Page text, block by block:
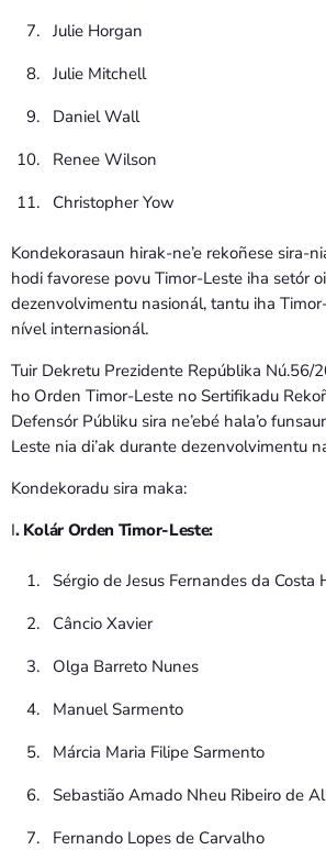
Julie Horgan
Julie Mitchell
Daniel Wall
Renee Wilson
Christopher Yow
Kondekorasaun hirak-ne’e rekoñese sira-
hodi favorese povu Timor-Leste iha setór
dezenvolvimentu nasionál, tantu iha
nível internasionál.
Tuir Dekretu Prezidente Repúblika Nú.56/
ho Orden Timor-Leste no Sertifikadu
Defensór Públiku sira ne’ebé hala’o
Leste nia di’ak durante dezenvolvimentu
Kondekoradu sira maka:
I. Kolár Orden Timor-Leste:
Sérgio de Jesus Fernandes da Costa
Câncio Xavier
Olga Barreto Nunes
Manuel Sarmento
Márcia Maria Filipe Sarmento
Sebastião Amado Nheu Ribeiro de
Fernando Lopes de Carvalho